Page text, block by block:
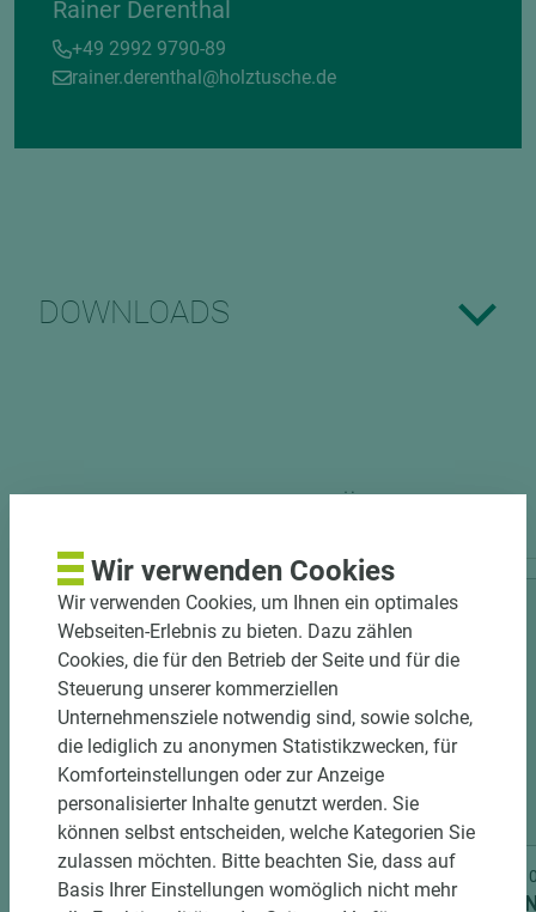
Rainer Derenthal
+49 2992 9790-89
rainer.derenthal@holztusche.de
DOWNLOADS
2 weitere Varianten
PRÜM Schließblech unteres
Art.-Nr.
Wir verwenden Cookies
Wir verwenden Cookies, um Ihnen ein optimales
Webseiten-Erlebnis zu bieten. Dazu zählen
Cookies, die für den Betrieb der Seite und für die
Steuerung unserer kommerziellen
Unternehmensziele notwendig sind, sowie solche,
die lediglich zu anonymen Statistikzwecken, für
Komforteinstellungen oder zur Anzeige
personalisierter Inhalte genutzt werden. Sie
können selbst entscheiden, welche Kategorien Sie
zulassen möchten. Bitte beachten Sie, dass auf
Basis Ihrer Einstellungen womöglich nicht mehr